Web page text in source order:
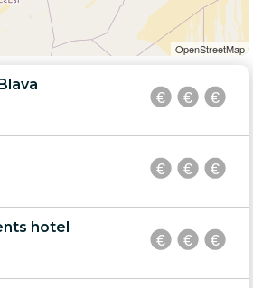
OpenStreetMap
hotel